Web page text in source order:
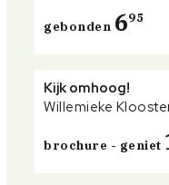
gebonden 695
Kijk omhoog!
Willemieke
brochure - geniet